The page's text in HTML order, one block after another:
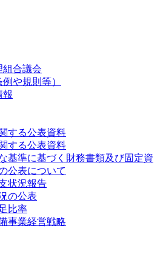
組合議会
や規則等）
報
する公表資料
する公表資料
基準に基づく財務書類及び固定資
公表について
状況報告
の公表
比率
事業経営戦略